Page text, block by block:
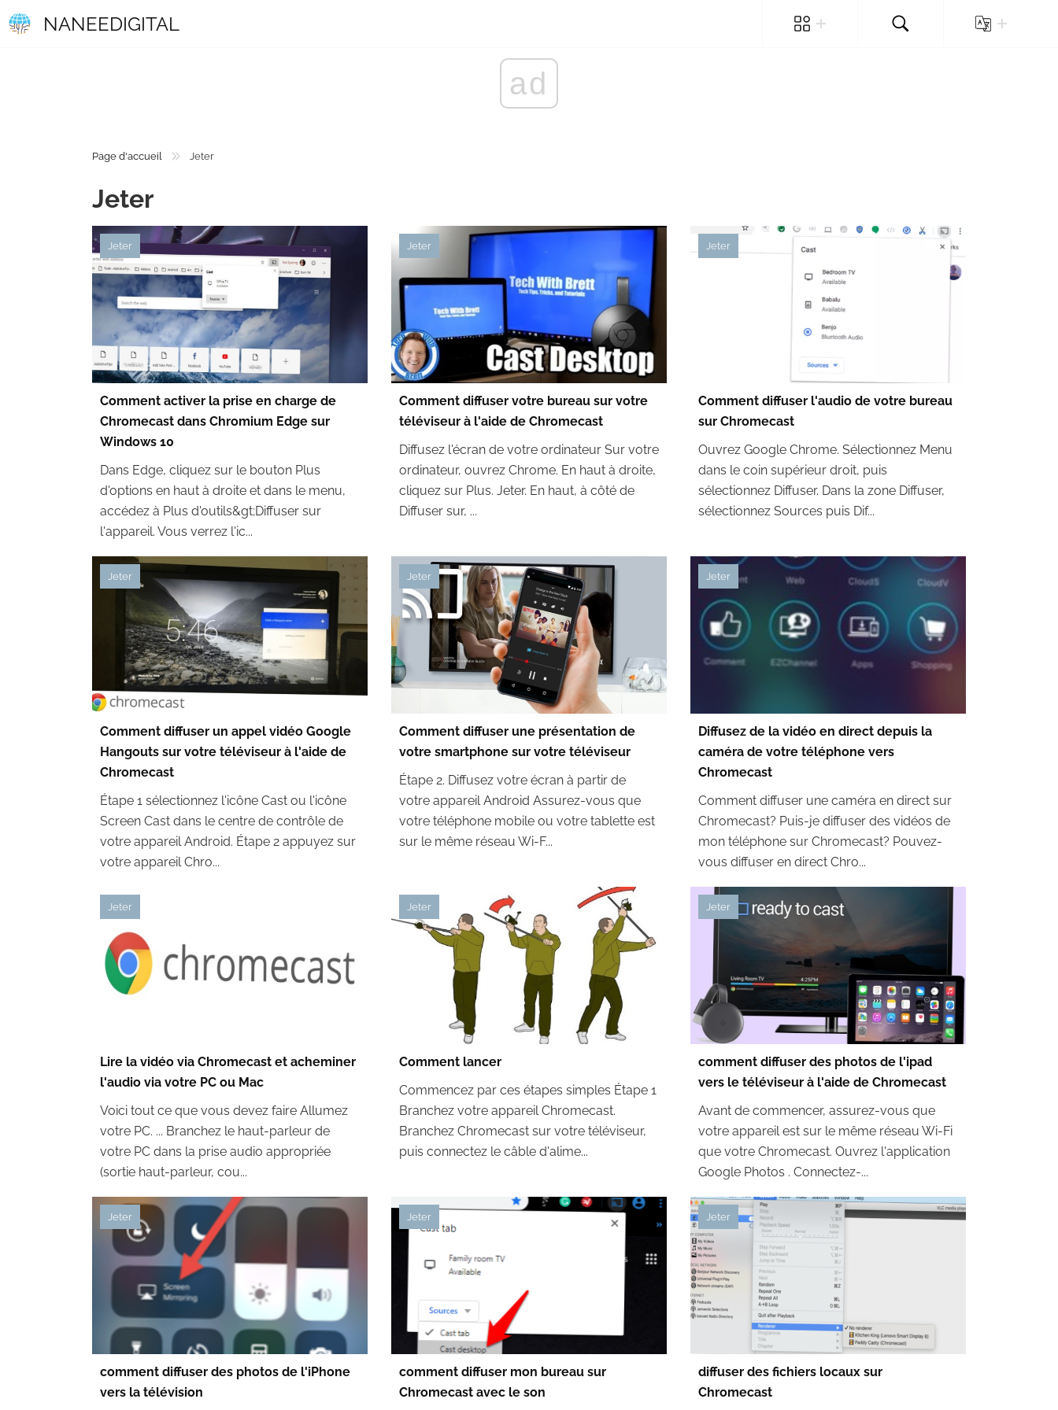
NANEEDIGITAL
ad
Page d'accueil Jeter
Jeter
Jeter
Comment activer la prise en charge de
Chromecast dans Chromium Edge sur
Windows 10
Dans Edge, cliquez sur le bouton Plus
d'options en haut à droite et dans le menu,
accédez à Plus d'outils&gt;Diffuser sur
l'appareil. Vous verrez l'ic...
Jeter
Comment diffuser votre bureau sur votre
téléviseur à l'aide de Chromecast
Diffusez l'écran de votre ordinateur Sur votre
ordinateur, ouvrez Chrome. En haut à droite,
cliquez sur Plus. Jeter. En haut, à côté de
Diffuser sur, ...
Jeter
Comment diffuser l'audio de votre bureau
sur Chromecast
Ouvrez Google Chrome. Sélectionnez Menu
dans le coin supérieur droit, puis
sélectionnez Diffuser. Dans la zone Diffuser,
sélectionnez Sources puis Dif...
Jeter
Comment diffuser un appel vidéo Google
Hangouts sur votre téléviseur à l'aide de
Chromecast
Étape 1 sélectionnez l'icône Cast ou l'icône
Screen Cast dans le centre de contrôle de
votre appareil Android. Étape 2 appuyez sur
votre appareil Chro...
Jeter
Comment diffuser une présentation de
votre smartphone sur votre téléviseur
Étape 2. Diffusez votre écran à partir de
votre appareil Android Assurez-vous que
votre téléphone mobile ou votre tablette est
sur le même réseau Wi-F...
Jeter
Diffusez de la vidéo en direct depuis la
caméra de votre téléphone vers
Chromecast
Comment diffuser une caméra en direct sur
Chromecast? Puis-je diffuser des vidéos de
mon téléphone sur Chromecast? Pouvez-
vous diffuser en direct Chro...
Jeter
Lire la vidéo via Chromecast et acheminer
l'audio via votre PC ou Mac
Voici tout ce que vous devez faire Allumez
votre PC. ... Branchez le haut-parleur de
votre PC dans la prise audio appropriée
(sortie haut-parleur, cou...
Jeter
Comment lancer
Commencez par ces étapes simples Étape 1
Branchez votre appareil Chromecast.
Branchez Chromecast sur votre téléviseur,
puis connectez le câble d'alime...
Jeter
comment diffuser des photos de l'ipad
vers le téléviseur à l'aide de Chromecast
Avant de commencer, assurez-vous que
votre appareil est sur le même réseau Wi-Fi
que votre Chromecast. Ouvrez l'application
Google Photos . Connectez-...
Jeter
comment diffuser des photos de l'iPhone
vers la télévision
Jeter
comment diffuser mon bureau sur
Chromecast avec le son
Jeter
diffuser des fichiers locaux sur
Chromecast